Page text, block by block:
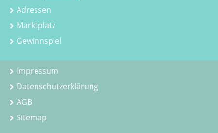
Adressen
Marktplatz
Gewinnspiel
Impressum
Datenschutzerklärung
AGB
Sitemap